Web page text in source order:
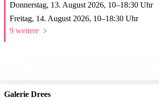
Donnerstag, 13. August 2026, 10–18:30 Uhr
Freitag, 14. August 2026, 10–18:30 Uhr
9 weitere
Galerie Drees